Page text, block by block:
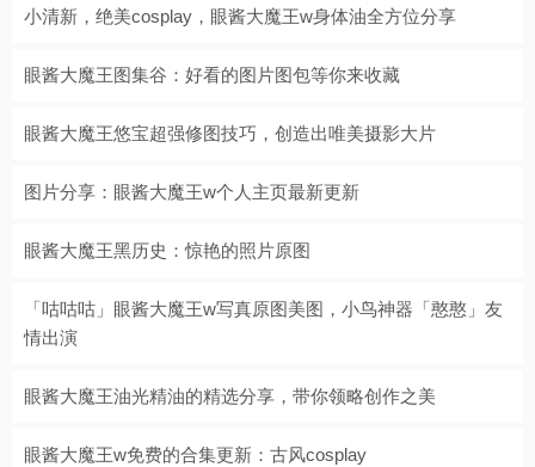
小清新，绝美cosplay，眼酱大魔王w身体油全方位分享
眼酱大魔王图集谷：好看的图片图包等你来收藏
眼酱大魔王悠宝超强修图技巧，创造出唯美摄影大片
图片分享：眼酱大魔王w个人主页最新更新
眼酱大魔王黑历史：惊艳的照片原图
「咕咕咕」眼酱大魔王w写真原图美图，小鸟神器「憨憨」友
情出演
眼酱大魔王油光精油的精选分享，带你领略创作之美
眼酱大魔王w免费的合集更新：古风cosplay